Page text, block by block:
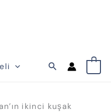
Arama
ikinci kuşak